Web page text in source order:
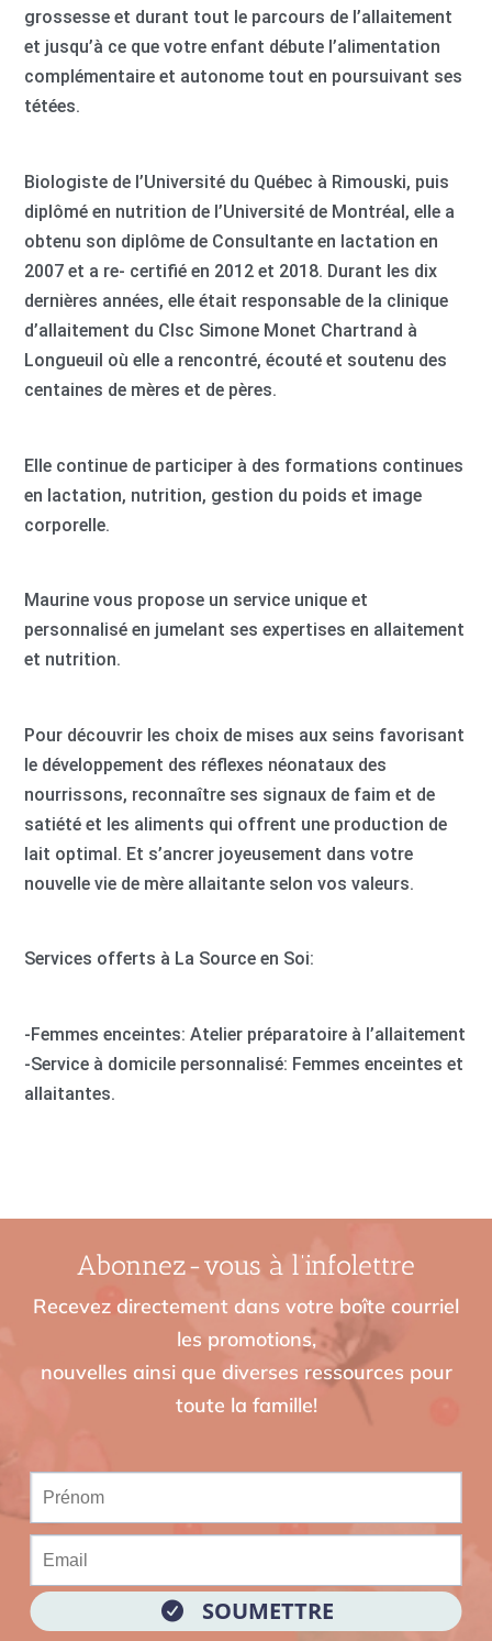
grossesse et durant tout le parcours de l’allaitement
et jusqu’à ce que votre enfant débute l’alimentation
complémentaire et autonome tout en poursuivant ses
tétées.
Biologiste de l’Université du Québec à Rimouski, puis
diplômé en nutrition de l’Université de Montréal, elle a
obtenu son diplôme de Consultante en lactation en
2007 et a re- certifié en 2012 et 2018. Durant les dix
dernières années, elle était responsable de la clinique
d’allaitement du Clsc Simone Monet Chartrand à
Longueuil où elle a rencontré, écouté et soutenu des
centaines de mères et de pères.
Elle continue de participer à des formations continues
en lactation, nutrition, gestion du poids et image
corporelle.
Maurine vous propose un service unique et
personnalisé en jumelant ses expertises en allaitement
et nutrition.
Pour découvrir les choix de mises aux seins favorisant
le développement des réflexes néonataux des
nourrissons, reconnaître ses signaux de faim et de
satiété et les aliments qui offrent une production de
lait optimal. Et s’ancrer joyeusement dans votre
nouvelle vie de mère allaitante selon vos valeurs.
Services offerts à La Source en Soi:
-Femmes enceintes: Atelier préparatoire à l’allaitement
-Service à domicile personnalisé: Femmes enceintes et
allaitantes.
Abonnez-vous à l’infolettre
Recevez directement dans votre boîte courriel
les promotions,
nouvelles ainsi que diverses ressources pour
toute la famille!